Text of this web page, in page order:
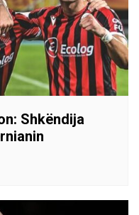
Shkëndija